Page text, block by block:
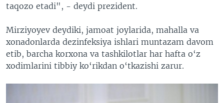
taqozo etadi", - deydi prezident.
Mirziyoyev deydiki, jamoat joylarida, mahalla va
xonadonlarda dezinfeksiya ishlari muntazam davom
etib, barcha korxona va tashkilotlar har hafta o‘z
xodimlarini tibbiy ko‘rikdan o‘tkazishi zarur.